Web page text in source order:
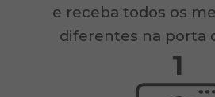
e receba todos os
diferentes na porta
1